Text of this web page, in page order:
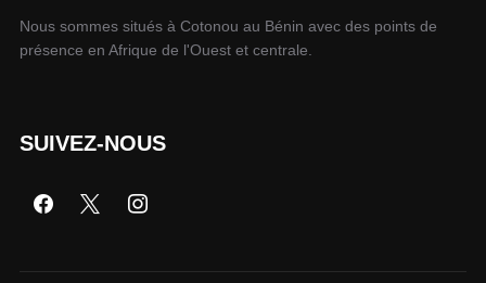
Nous sommes situés à Cotonou au Bénin avec des points de
présence en Afrique de l'Ouest et centrale.
SUIVEZ-NOUS